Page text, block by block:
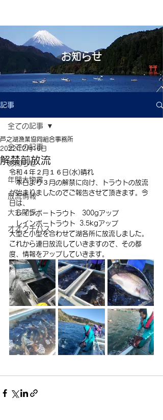
お知らせ
記事
全ての記事
お知らせ
年間大物賞
放流情報
大会関係
オオクチバス
全ての記事
解禁前放流
芦之湖漁業協同組合事務所
2022年2月16日
令和４年２月１６日(水)晴れ
本日より３月の解禁に向け、トラウトの放流
が始まりましたのでご報告させて頂きます。今
日は、
レインボートラウト　300gアップ
レインボートラウト  3.5kgアップ
大型と小型を合わせて湖各所に放流しました。
これから連日放流していきますので、その都
度、情報をアップしていきます。